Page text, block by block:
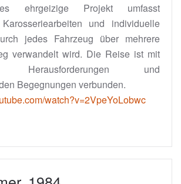
ehrgeizige Projekt umfasst
und individuelle
jedes Fahrzeug über mehrere
verwandelt wird. Die Reise ist mit
Herausforderungen und
Begegnungen verbunden.
watch?v=2VpeYoLobwc